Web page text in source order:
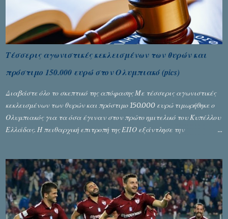
Τέσσερις αγωνιστικές κεκλεισμένων των θυρών και
πρόστιμο 150.000 ευρώ στον Ολυμπιακό (pics)
Διαβάστε όλο το σκεπτικό της απόφασης Με τέσσερις αγωνιστικές
κεκλεισμένων των θυρών και πρόστιμο 150.000 ευρώ τιμωρήθηκε ο
Ολυμπιακός για τα όσα έγιναν στον πρώτο ημιτελικό του Κυπέλλου
Ελλάδας. Η πειθαρχική επιτροπή της ΕΠΟ εξάντλησε την
αφαίρεσης βαθμών, όπως απαιτούσαν, αφού κάτι τέτοιο δεν ήταν
εφικτό, σύμφωνα με τα στοιχεία...